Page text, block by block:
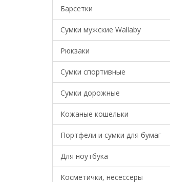
Барсетки
Cумки мужские Wallaby
Рюкзаки
Сумки спортивные
Сумки дорожные
Кожаные кошельки
Портфели и сумки для бумаг
Для ноутбука
Косметички, несессеры